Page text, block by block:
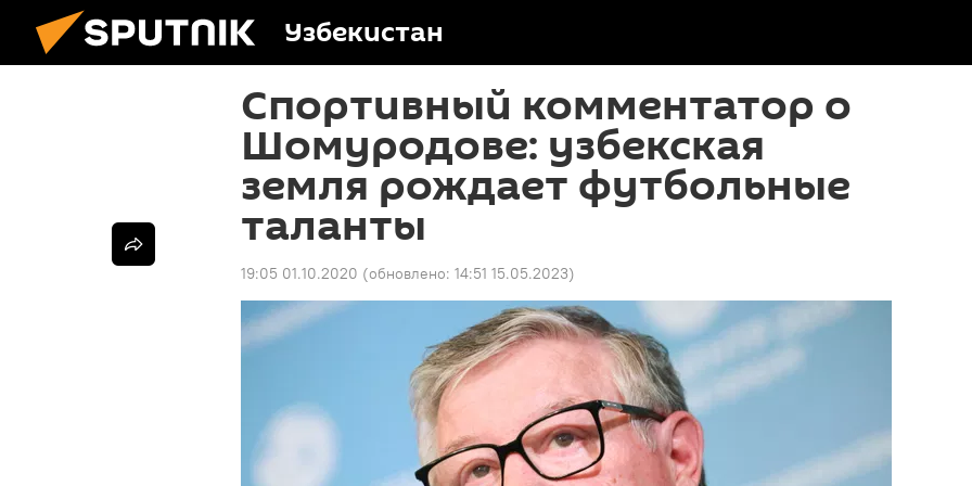
Узбекистан
Спортивный комментатор о
Шомуродове: узбекская
земля рождает футбольные
таланты
19:05 01.10.2020 (обновлено: 14:51 15.05.2023)